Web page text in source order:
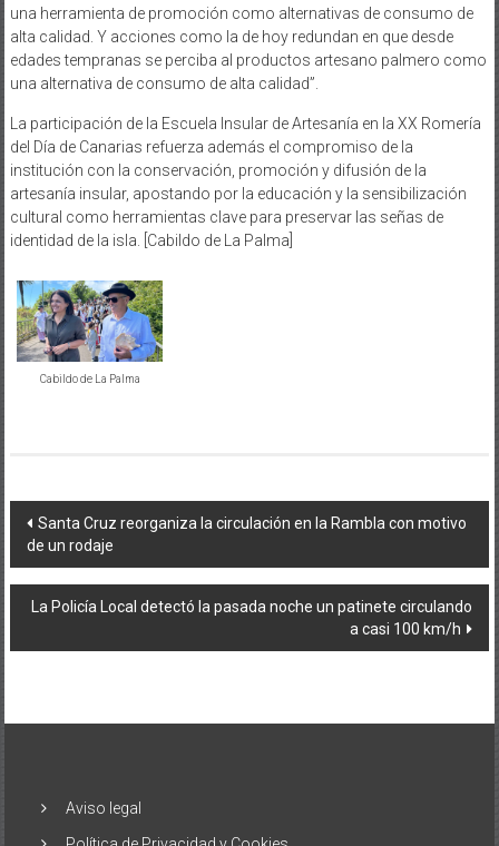
una herramienta de promoción como alternativas de consumo de
alta calidad. Y acciones como la de hoy redundan en que desde
edades tempranas se perciba al productos artesano palmero como
una alternativa de consumo de alta calidad”.
La participación de la Escuela Insular de Artesanía en la XX Romería
del Día de Canarias refuerza además el compromiso de la
institución con la conservación, promoción y difusión de la
artesanía insular, apostando por la educación y la sensibilización
cultural como herramientas clave para preservar las señas de
identidad de la isla. [Cabildo de La Palma]
Cabildo de La Palma
Navegación
de
entradas
Santa Cruz reorganiza la circulación en la Rambla con motivo
de un rodaje
La Policía Local detectó la pasada noche un patinete circulando
a casi 100 km/h
Aviso legal